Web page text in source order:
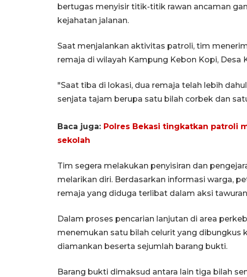
bertugas menyisir titik-titik rawan ancaman
kejahatan jalanan.
Saat menjalankan aktivitas patroli, tim
remaja di wilayah Kampung Kebon Kopi, Desa
"Saat tiba di lokasi, dua remaja telah lebih
senjata tajam berupa satu bilah corbek dan
Baca juga: Polres Bekasi tingkatkan patroli
sekolah
Tim segera melakukan penyisiran dan
melarikan diri. Berdasarkan informasi warga,
remaja yang diduga terlibat dalam aksi
Dalam proses pencarian lanjutan di area
menemukan satu bilah celurit yang dibungkus
diamankan beserta sejumlah barang bukti.
Barang bukti dimaksud antara lain tiga bilah